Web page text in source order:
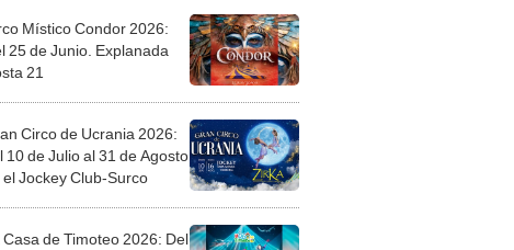
Místico Condor 2026:
25 de Junio. Explanada
21
Circo de Ucrania 2026:
10 de Julio al 31 de Agosto
el Jockey Club-Surco
Casa de Timoteo 2026: Del